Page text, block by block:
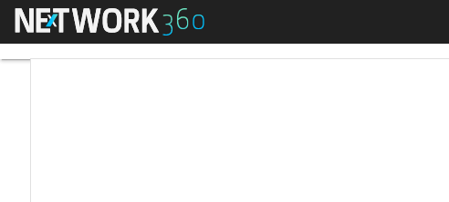
Menu